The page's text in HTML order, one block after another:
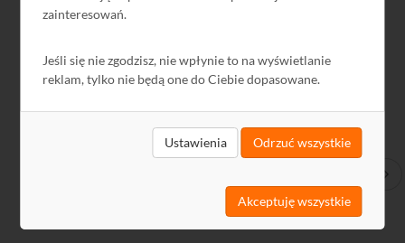
zainteresowań.
Jeśli się nie zgodzisz, nie wpłynie to na wyświetlanie
reklam, tylko nie będą one do Ciebie dopasowane.
Ustawienia Odrzuć wszystkie
Akceptuję wszystkie